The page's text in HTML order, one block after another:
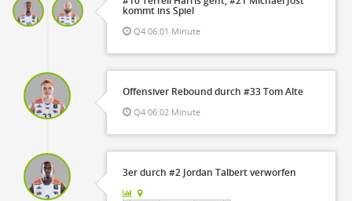
kommt ins Spiel
Q4 06:01 Minute
Offensiver Rebound durch #33 Tom Alte
Q4 06:02 Minute
3er durch #2 Jordan Talbert verworfen